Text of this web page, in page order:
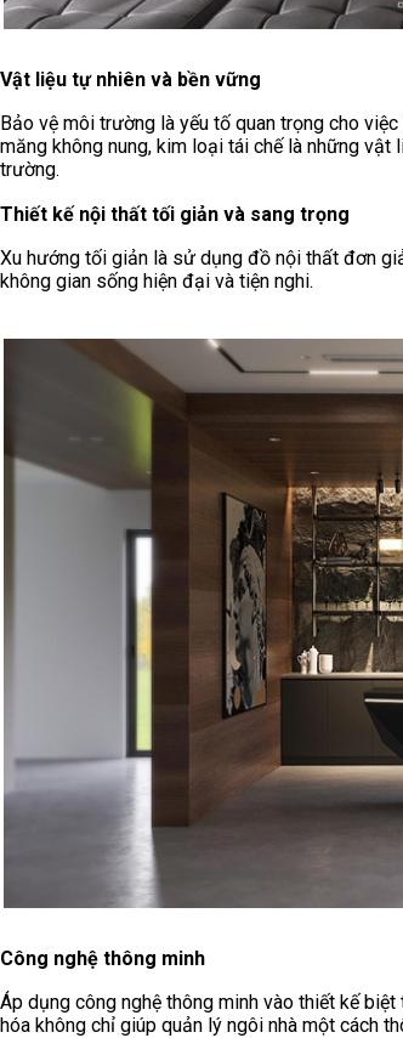
Vật liệu tự nhiên và bền vững
Bảo vệ môi trường là yếu tố quan trọng cho
măng không nung, kim loại tái chế là những
trường.
Thiết kế nội thất tối giản và sang trọng
Xu hướng tối giản là sử dụng đồ nội thất đơn
không gian sống hiện đại và tiện nghi.
Công nghệ thông minh
Áp dụng công nghệ thông minh vào thiết kế
hóa không chỉ giúp quản lý ngôi nhà một cách